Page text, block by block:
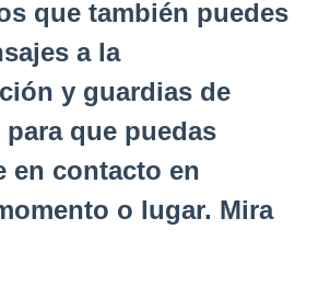
que también puedes
a la
y guardias de
que puedas
en contacto en
o lugar. Mira